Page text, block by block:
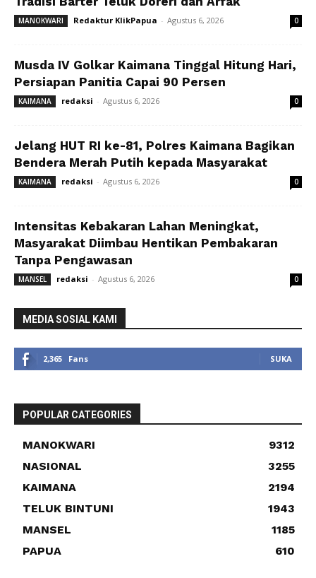
MANOKWARI Redaktur KlikPapua - Agustus 6, 2026 0
Musda IV Golkar Kaimana Tinggal Hitung Hari,
Persiapan Panitia Capai 90 Persen
KAIMANA redaksi - Agustus 6, 2026 0
Jelang HUT RI ke-81, Polres Kaimana Bagikan
Bendera Merah Putih kepada Masyarakat
KAIMANA redaksi - Agustus 6, 2026 0
Intensitas Kebakaran Lahan Meningkat,
Masyarakat Diimbau Hentikan Pembakaran
Tanpa Pengawasan
MANSEL redaksi - Agustus 6, 2026 0
MEDIA SOSIAL KAMI
2,365 Fans SUKA
POPULAR CATEGORIES
MANOKWARI
9312
NASIONAL
3255
KAIMANA
2194
TELUK BINTUNI
1943
MANSEL
1185
PAPUA
610